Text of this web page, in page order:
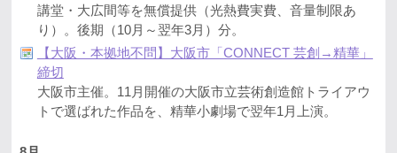
講堂・大広間等を無償提供（光熱費実費、音量制限あ
り）。後期（10月～翌年3月）分。
【大阪・本拠地不問】大阪市「CONNECT 芸創→精華」
締切
大阪市主催。11月開催の大阪市立芸術創造館トライアウ
トで選ばれた作品を、精華小劇場で翌年1月上演。